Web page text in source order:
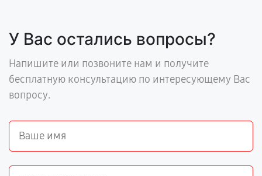
У Вас остались вопросы?
Напишите или позвоните нам и получите
бесплатную консультацию по интересующему Вас
вопросу.